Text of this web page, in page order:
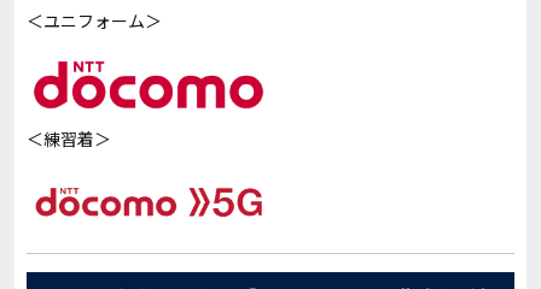
＜ユニフォーム＞
＜練習着＞